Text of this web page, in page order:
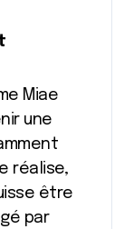
Miae
une
réalise,
être
par